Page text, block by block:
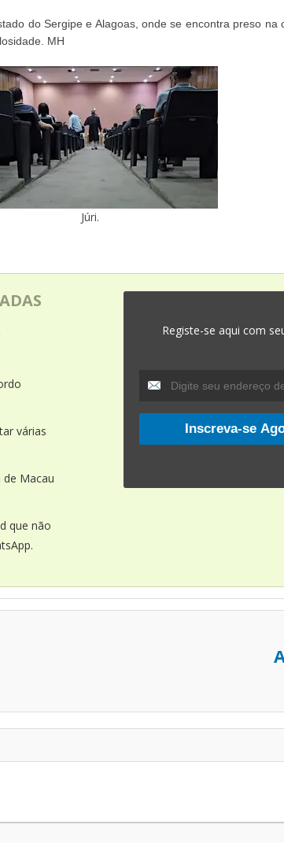
do Sergipe e Alagoas, onde se encontra preso na
MH
Júri.
várias
Macau
que não
Registe-se aqui com